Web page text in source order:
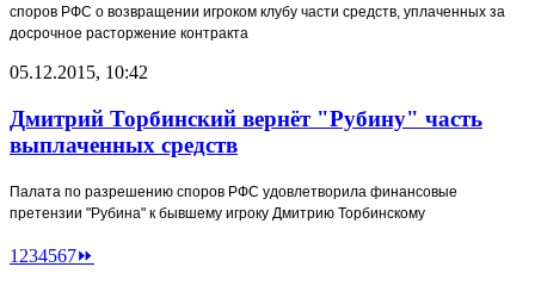
споров РФС о возвращении игроком клубу части средств, уплаченных за
досрочное расторжение контракта
05.12.2015, 10:42
Дмитрий Торбинский вернёт "Рубину" часть
выплаченных средств
Палата по разрешению споров РФС удовлетворила финансовые
претензии "Рубина" к бывшему игроку Дмитрию Торбинскому
1 234567⏩